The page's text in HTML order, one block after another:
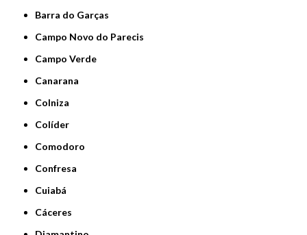
Barra do Garças
Campo Novo do Parecis
Campo Verde
Canarana
Colniza
Colíder
Comodoro
Confresa
Cuiabá
Cáceres